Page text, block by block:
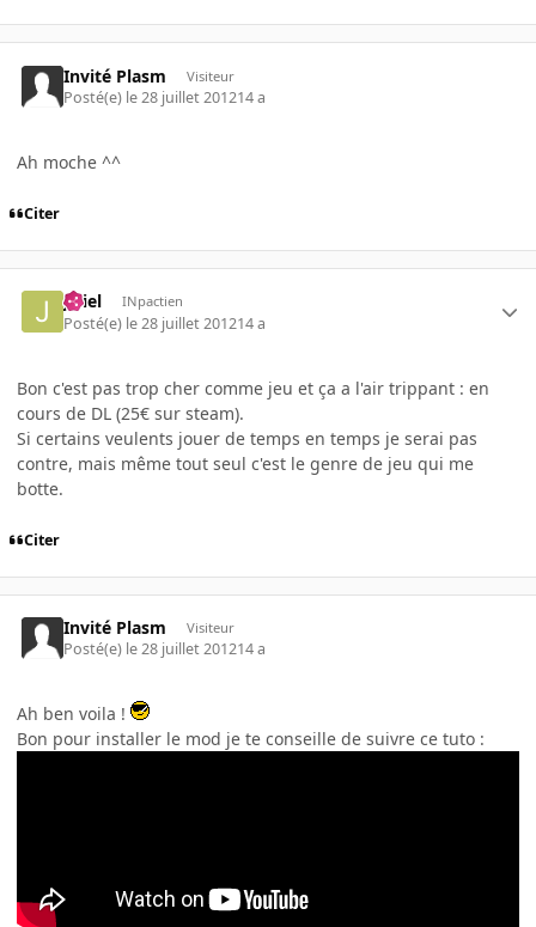
Invité Plasm Visiteur
Posté(e) le 28 juillet 201214 a
Ah moche ^^
Citer
jeliel INpactien
Posté(e) le 28 juillet 201214 a
Bon c'est pas trop cher comme jeu et ça a l'air trippant : en
cours de DL (25€ sur steam).
Si certains veulents jouer de temps en temps je serai pas
contre, mais même tout seul c'est le genre de jeu qui me
botte.
Citer
Invité Plasm Visiteur
Posté(e) le 28 juillet 201214 a
Ah ben voila !
Bon pour installer le mod je te conseille de suivre ce tuto :